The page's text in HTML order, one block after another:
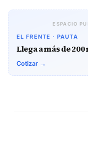
ESPACIO
EL FRENTE · PAUTA
Llega a más de
Cotizar →